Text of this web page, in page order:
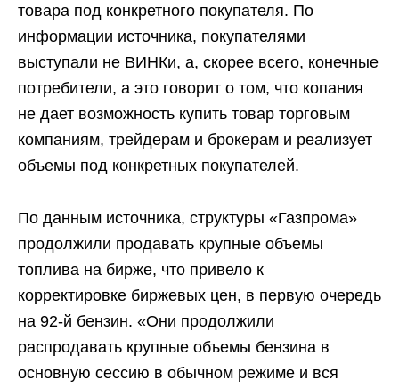
товара под конкретного покупателя. По
информации источника, покупателями
выступали не ВИНКи, а, скорее всего, конечные
потребители, а это говорит о том, что копания
не дает возможность купить товар торговым
компаниям, трейдерам и брокерам и реализует
объемы под конкретных покупателей.
По данным источника, структуры «Газпрома»
продолжили продавать крупные объемы
топлива на бирже, что привело к
корректировке биржевых цен, в первую очередь
на 92-й бензин. «Они продолжили
распродавать крупные объемы бензина в
основную сессию в обычном режиме и вся